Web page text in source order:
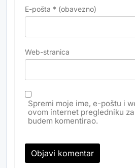
E-pošta * (obavezno)
Web-stranica
Spremi moje ime, e-poštu i
ovom internet pregledniku
budem komentirao.